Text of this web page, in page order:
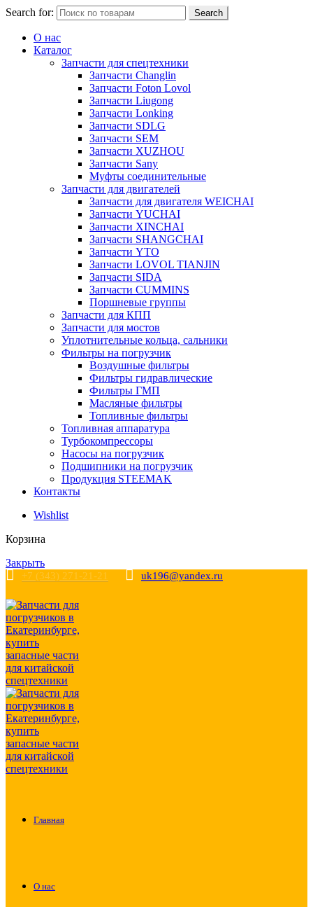
Search for: Search
О нас
Каталог
Запчасти для спецтехники
Запчасти Changlin
Запчасти Foton Lovol
Запчасти Liugong
Запчасти Lonking
Запчасти SDLG
Запчасти SEM
Запчасти XUZHOU
Запчасти Sany
Муфты соединительные
Запчасти для двигателей
Запчасти для двигателя WEICHAI
Запчасти YUCHAI
Запчасти XINCHAI
Запчасти SHANGCHAI
Запчасти YTO
Запчасти LOVOL TIANJIN
Запчасти SIDA
Запчасти CUMMINS
Поршневые группы
Запчасти для КПП
Запчасти для мостов
Уплотнительные кольца, сальники
Фильтры на погрузчик
Воздушные фильтры
Фильтры гидравлические
Фильтры ГМП
Масляные фильтры
Топливные фильтры
Топливная аппаратура
Турбокомпрессоры
Насосы на погрузчик
Подшипники на погрузчик
Продукция STEEMAK
Контакты
Wishlist
Корзина
Закрыть
+7 (343) 271-21-21 uk196@yandex.ru
Главная
О нас